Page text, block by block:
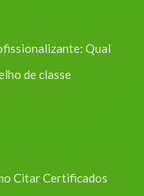
Qual
de classe
Citar Certificados